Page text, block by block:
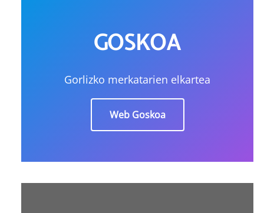
GOSKOA
Gorlizko merkatarien elkartea
Web Goskoa